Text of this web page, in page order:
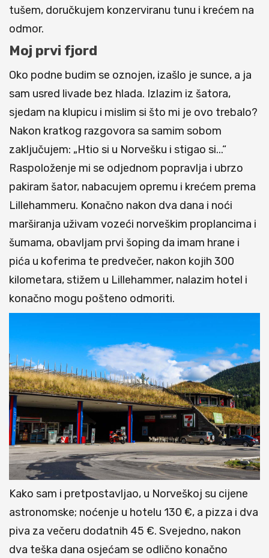
tušem, doručkujem konzerviranu tunu i krećem na
odmor.
Moj prvi fjord
Oko podne budim se oznojen, izašlo je sunce, a ja
sam usred livade bez hlada. Izlazim iz šatora,
sjedam na klupicu i mislim si što mi je ovo trebalo?
Nakon kratkog razgovora sa samim sobom
zaključujem: „Htio si u Norvešku i stigao si...“
Raspoloženje mi se odjednom popravlja i ubrzo
pakiram šator, nabacujem opremu i krećem prema
Lillehammeru. Konačno nakon dva dana i noći
marširanja uživam vozeći norveškim proplancima i
šumama, obavljam prvi šoping da imam hrane i
pića u koferima te predvečer, nakon kojih 300
kilometara, stižem u Lillehammer, nalazim hotel i
konačno mogu pošteno odmoriti.
Kako sam i pretpostavljao, u Norveškoj su cijene
astronomske; noćenje u hotelu 130 €, a pizza i dva
piva za večeru dodatnih 45 €. Svejedno, nakon
dva teška dana osjećam se odlično konačno